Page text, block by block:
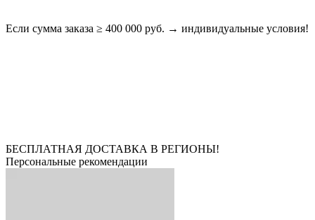
Если сумма заказа ≥ 400 000 руб. → индивидуальные условия!
БЕСПЛАТНАЯ ДОСТАВКА В РЕГИОНЫ!
Персональные рекомендации